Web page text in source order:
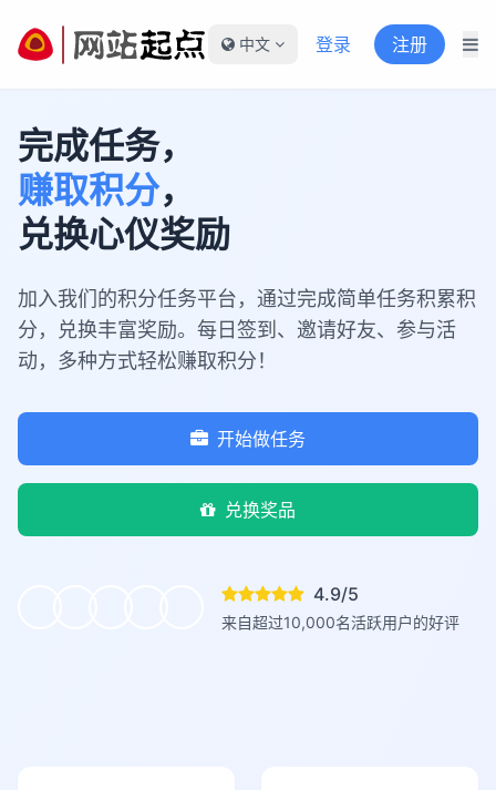
中文 登录 注册
完成任务，
赚取积分，
兑换心仪奖励
加入我们的积分任务平台，通过完成简单任务积累积
分，兑换丰富奖励。每日签到、邀请好友、参与活
动，多种方式轻松赚取积分！
开始做任务
兑换奖品
4.9/5
来自超过10,000名活跃用户的好评